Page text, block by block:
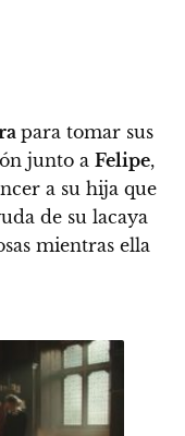
para tomar sus
junto a Felipe,
a su hija que
de su lacaya
mientras ella